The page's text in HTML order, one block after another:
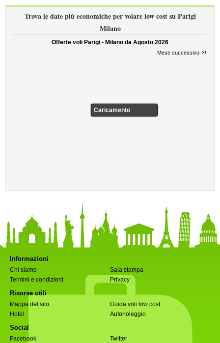
Trova le date più economiche per volare low cost su Parigi
Milano
Offerte voli Parigi - Milano da Agosto 2026
Mese successivo ››
Caricamento
Informazioni
Chi siamo
Sala stampa
Termini e condizioni
Privacy
Risorse utili
Mappa del sito
Guida voli low cost
Hotel
Autonoleggio
Social
Facebook Twitter